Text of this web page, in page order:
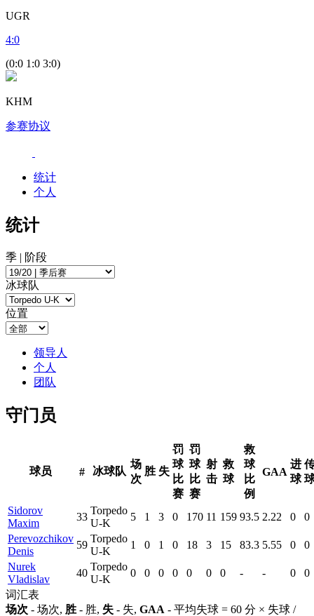
UGR
4:0
(0:0 1:0 3:0)
KHM
参赛协议
统计
个人
统计
季 | 阶段
冰球队
位置
领导人
个人
团队
守门员
球员 # 冰球队
场
次
胜 失
罚
球
比
赛
罚
球
比
赛
射
击
救
球
救
球
比
例
GAA
进
球
Sidorov
Maxim
33
Torpedo
U-K
5 1 3 0 170 11 159 93.5 2.22 0
0
Perevozchikov
Denis
59
Torpedo
U-K
1 0 1 0 18 3 15 83.3 5.55 0
0
Nurek
Vladislav
40
Torpedo
U-K
0 0 0 0 0 0 0 - - 0
0
词汇表
场次 - 场次, 胜 - 胜, 失 - 失, GAA - 平均失球 = 60 分 × 失球 /